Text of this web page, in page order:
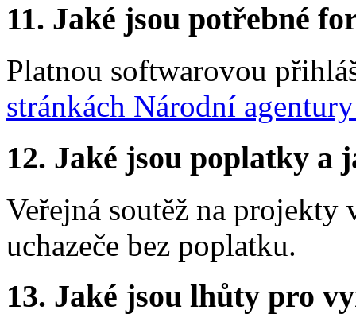
11. Jaké jsou potřebné
Platnou softwarovou
stránkách Národní
12. Jaké jsou poplatky a
Veřejná soutěž na
uchazeče bez poplatku.
13. Jaké jsou lhůty pro